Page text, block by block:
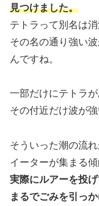
見つけました。
テトラって別名は
その名の通り強い
んですね。
一部だけにテトラ
その付近だけ波が強
そういった潮の流
イーターが集まる傾
実際にルアーを投
まるでごみを引っ